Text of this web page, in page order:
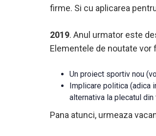
firme. Si cu aplicarea
2019. Anul urmator este
Elementele de noutate vor
Un proiect sportiv nou
Implicare politica (adica
alternativa la plecatul
Pana atunci, urmeaza